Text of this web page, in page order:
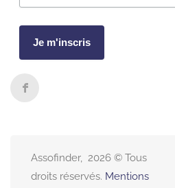
Assofinder, 2026 © Tous
droits réservés. Mentions